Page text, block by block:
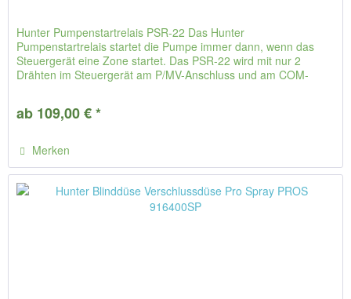
Hunter Pumpenstartrelais PSR-22 Das Hunter
Pumpenstartrelais startet die Pumpe immer dann, wenn das
Steuergerät eine Zone startet. Das PSR-22 wird mit nur 2
Drähten im Steuergerät am P/MV-Anschluss und am COM-
ab 109,00 € *
Merken